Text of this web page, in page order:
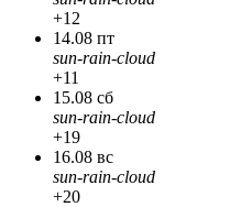
+12
14.08 пт
sun-rain-cloud
+11
15.08 сб
sun-rain-cloud
+19
16.08 вс
sun-rain-cloud
+20